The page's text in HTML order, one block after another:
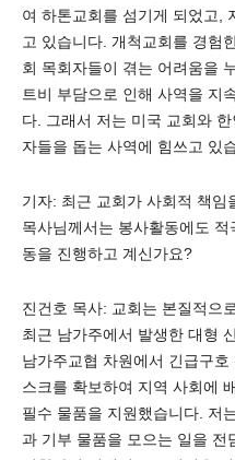
여 하톤교회를 섬기게 되었고,
고 있습니다. 개척교회를 경험
회 목회자들이 겪는 어려움을
트비 부담으로 인해 사역을 지
다. 그래서 저는 미국 교회와
자들을 돕는 사역에 힘쓰고 있
기자: 최근 교회가 사회적 책임
목사님께서는 봉사활동에도
동을 진행하고 계신가요?
진건호 목사: 교회는 본질적으
최근 남가주에서 발생한 대형
남가주교협 차원에서 긴급구
스크를 확보하여 지역 사회에
필수 물품을 지원했습니다. 저
과 기부 물품을 모으는 일을 전